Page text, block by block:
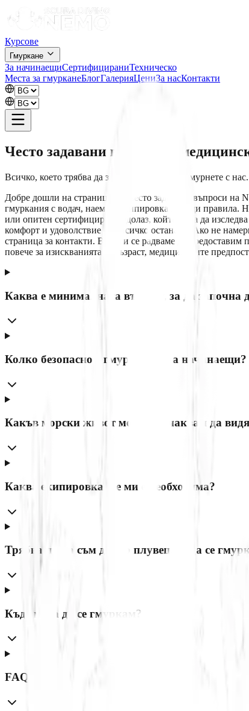
Курсове
Гмуркане
За начинаещиСертифицираниТехническо
Места за гмурканеБлогГалерияЦениЗа насКонтакти
Често задавани въпроси и
Всичко, което трябва да знаете, преди да се гмурнете с нас.
Добре дошли на страницата с често задавани въпроси на
гмуркания с водач, наем на екипировка и общи правила.
или опитен сертифициран водолаз, който иска да
комфорт и удоволствие над всичко останало. Ако не
страница за контакти. Винаги се радваме да
повече за изискванията за възраст, медицинските
Каква е минималната възраст, за да започна
Колко безопасно е гмуркането за начинаещи?
Какъв морски живот мога да очаквам да
Каква екипировка ще ми е необходима?
Трябва ли да съм добър плувец, за да се
Къде мога да се гмуркам?
FAQ.q7